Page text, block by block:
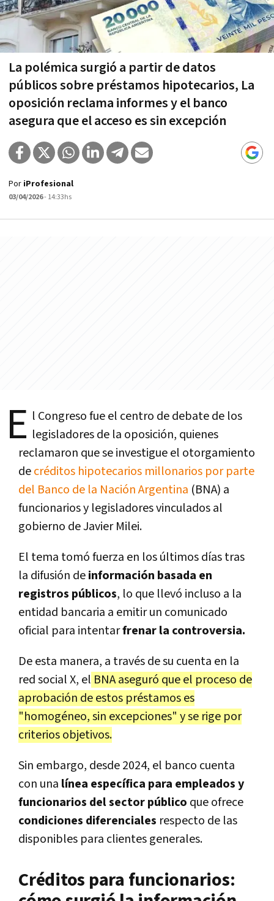
La polémica surgió a partir de datos
públicos sobre préstamos hipotecarios, La
oposición reclama informes y el banco
asegura que el acceso es sin excepción
Por iProfesional
03/04/2026- 14:33hs
E l Congreso fue el centro de debate de los
legisladores de la oposición, quienes
reclamaron que se investigue el otorgamiento
decréditos hipotecarios millonarios por parte
del Banco de la Nación Argentina (BNA) a
funcionarios y legisladores vinculados al
gobierno de Javier Milei.
El tema tomó fuerza en los últimos días tras
la difusión deinformación basada en
registros públicos, lo que llevó incluso a la
entidad bancaria a emitir un comunicado
oficial para intentarfrenar la controversia.
De esta manera, a través de su cuenta en la
red social X, el BNA aseguró que el proceso de
aprobación de estos préstamos es
"homogéneo, sin excepciones" y se rige por
criterios objetivos.
Sin embargo, desde 2024, el banco cuenta
con una línea específica para empleados y
funcionarios del sector público que ofrece
condiciones diferenciales respecto de las
disponibles para clientes generales.
Créditos para funcionarios: